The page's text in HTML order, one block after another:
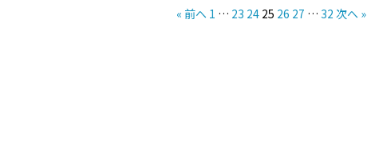
« 前へ 1 … 23 24 25 26 27 … 32 次へ »